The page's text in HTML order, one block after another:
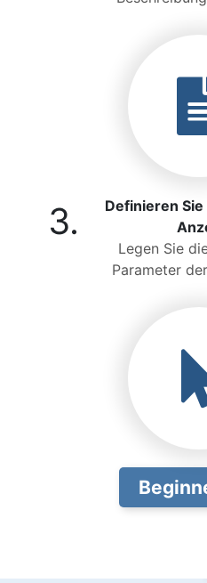
3.
Definieren
Legen Sie
Parameter